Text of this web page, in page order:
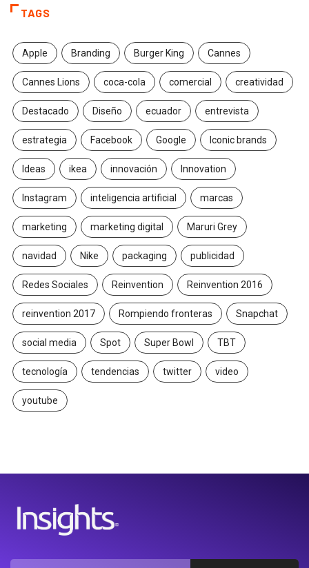
TAGS
Apple Branding Burger King Cannes
Cannes Lions coca-cola comercial creatividad
Destacado Diseño ecuador entrevista
estrategia Facebook Google Iconic brands
Ideas ikea innovación Innovation
Instagram inteligencia artificial marcas
marketing marketing digital Maruri Grey
navidad Nike packaging publicidad
Redes Sociales Reinvention Reinvention 2016
reinvention 2017 Rompiendo fronteras Snapchat
social media Spot Super Bowl TBT
tecnología tendencias twitter video
youtube